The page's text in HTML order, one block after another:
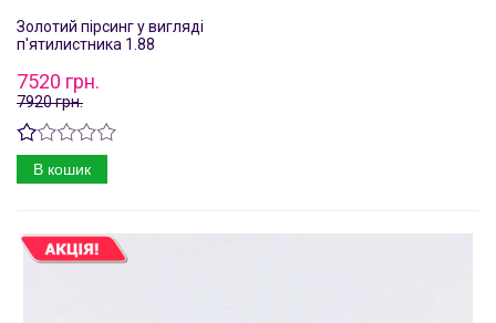
Золотий пірсинг у вигляді
п'ятилистника 1.88
7520 грн.
7920 грн.
В кошик